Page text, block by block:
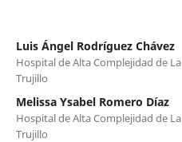
Luis Ángel Rodríguez Chávez
Hospital de Alta Complejidad de
Trujillo
Melissa Ysabel Romero Díaz
Hospital de Alta Complejidad de
Trujillo